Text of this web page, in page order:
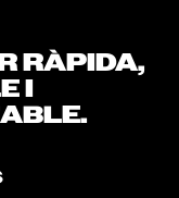
RÀPIDA,
I